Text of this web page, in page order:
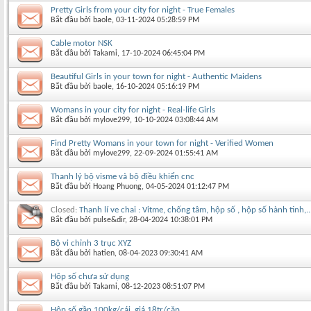
Pretty Girls from your city for night - True Females
Bắt đầu bởi baole‎, 03-11-2024 05:28:59 PM
Cable motor NSK
Bắt đầu bởi Takami‎, 17-10-2024 06:45:04 PM
Beautiful Girls in your town for night - Authentic Maidens
Bắt đầu bởi baole‎, 16-10-2024 05:16:19 PM
Womans in your city for night - Real-life Girls
Bắt đầu bởi mylove299‎, 10-10-2024 03:08:44 AM
Find Pretty Womans in your town for night - Verified Women
Bắt đầu bởi mylove299‎, 22-09-2024 01:55:41 AM
Thanh lý bộ visme và bộ điều khiển cnc
Bắt đầu bởi Hoang Phuong‎, 04-05-2024 01:12:47 PM
Closed: Thanh lí ve chai : Vitme, chống tâm, hộp số , hộp số hành tinh,..
Bắt đầu bởi pulse&dir‎, 28-04-2024 10:38:01 PM
Bộ vi chỉnh 3 trục XYZ
Bắt đầu bởi hatien‎, 08-04-2023 09:30:41 AM
Hộp số chưa sử dụng
Bắt đầu bởi Takami‎, 08-12-2023 08:51:07 PM